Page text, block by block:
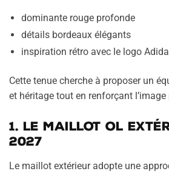
dominante rouge profonde
détails bordeaux élégants
inspiration rétro avec le logo
Cette tenue cherche à proposer un
et héritage tout en renforçant
1. Le maillot OL
2027
Le maillot extérieur adopte une